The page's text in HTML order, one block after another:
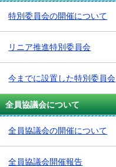
特別委員会の開催について
リニア推進特別委員会
今までに設置した特別委員会
全員協議会について
全員協議会の開催について
全員協議会開催報告